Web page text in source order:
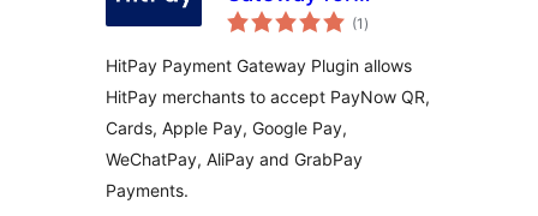
WooCommerce
(1 कुल
दर)
HitPay Payment Gateway Plugin allows
HitPay merchants to accept PayNow QR,
Cards, Apple Pay, Google Pay,
WeChatPay, AliPay and GrabPay
Payments.